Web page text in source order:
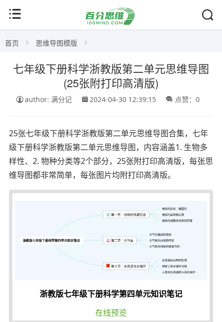
首页 思维导图模版
七年级下册科学浙教版第二单元思维导图
(25张附打印高清版)
author: 满分记 2024-04-30 12:39:15 点赞：0
25张七年级下册科学浙教版第二单元思维导图合集，七年
级下册科学浙教版第二单元思维导图，内容涵盖1. 生物多
样性、2. 物种分类等2个部分，25张附打印高清版，每张思
维导图都非常简单，每张图片均附打印高清版。
浙教版七年级下册科学第四单元知识笔记
在线预览